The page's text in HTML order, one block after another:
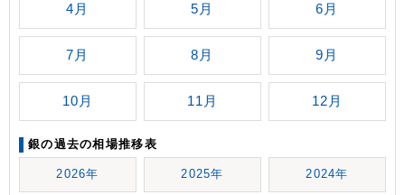
4月 5月 6月
7月 8月 9月
10月 11月 12月
銀の過去の相場推移表
2026年 2025年 2024年